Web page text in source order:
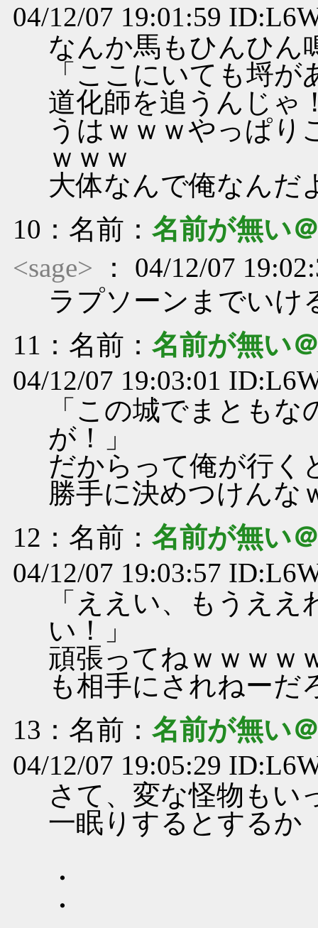
04/12/07 19:01:59
なんか馬もひんひん
「ここにいても埒
道化師を追うんじゃ
うはｗｗｗやっぱり
ｗｗｗ
大体なんで俺なんだ
10 ：名前： 名前が無い
<sage>
： 04/12/07
ラプソーンまでいけ
11 ：名前： 名前が無い
04/12/07 19:03:01
「この城でまとも
が！」
だからって俺が行く
勝手に決めつけんな
12 ：名前： 名前が無い
04/12/07 19:03:57
「ええい、もうえ
い！」
頑張ってねｗｗｗｗ
も相手にされねーだ
13 ：名前： 名前が無い
04/12/07 19:05:29
さて、変な怪物もい
一眠りするとするか
・
・